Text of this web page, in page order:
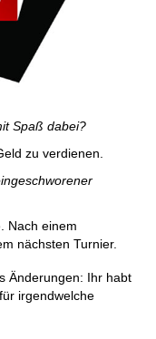
Spaß dabei?
zu verdienen.
Nach einem
nächsten Turnier.
Änderungen: Ihr habt
irgendwelche